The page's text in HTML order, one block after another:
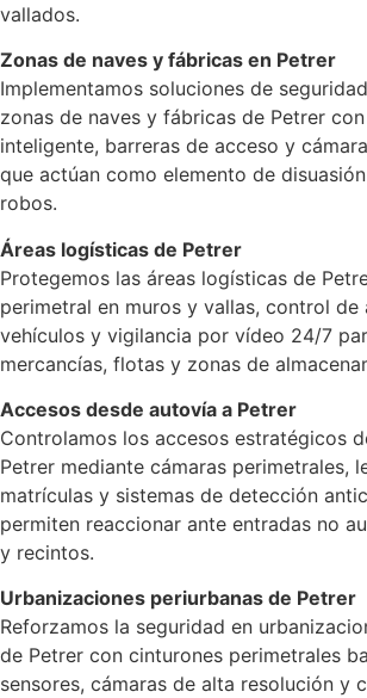
vallados.
Zonas de naves y fábricas en Petrer
Implementamos soluciones de
zonas de naves y fábricas de Petrer
inteligente, barreras de acceso y
que actúan como elemento de
robos.
Áreas logísticas de Petrer
Protegemos las áreas logísticas de
perimetral en muros y vallas, control de
vehículos y vigilancia por vídeo 24/7
mercancías, flotas y zonas de
Accesos desde autovía a Petrer
Controlamos los accesos estratégicos
Petrer mediante cámaras perimetrales,
matrículas y sistemas de detección
permiten reaccionar ante entradas no
y recintos.
Urbanizaciones periurbanas de Petrer
Reforzamos la seguridad en
de Petrer con cinturones perimetrales
sensores, cámaras de alta resolución y